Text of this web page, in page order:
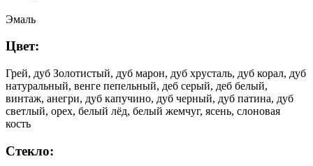
Эмаль
Цвет:
Грей, дуб Золотистый, дуб марон, дуб хрусталь, дуб корал, дуб
натуральный, венге пепельный, деб серый, деб белый,
винтаж, анегри, дуб капучино, дуб черный, дуб патина, дуб
светлый, орех, белый лёд, белый жемчуг, ясень, слоновая
кость
Стекло: